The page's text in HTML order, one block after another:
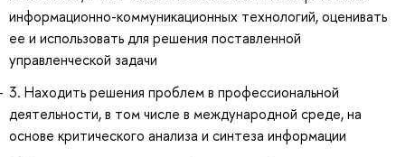
информационно-коммуникационных технологий, оценивать
ее и использовать для решения поставленной
управленческой задачи
3. Находить решения проблем в профессиональной
деятельности, в том числе в международной среде, на
основе критического анализа и синтеза информации